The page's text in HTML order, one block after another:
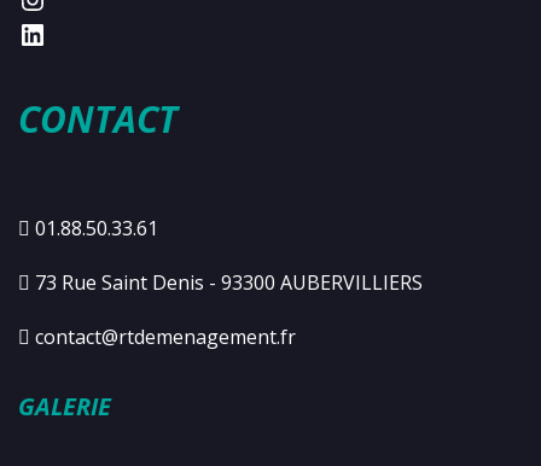
CONTACT
01.88.50.33.61
73 Rue Saint Denis - 93300 AUBERVILLIERS
contact@rtdemenagement.fr
GALERIE